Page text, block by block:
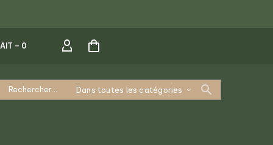
– 0
Dans toutes les catégories